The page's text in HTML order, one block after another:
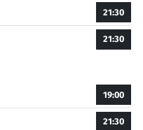
21:30
21:30
19:00
21:30